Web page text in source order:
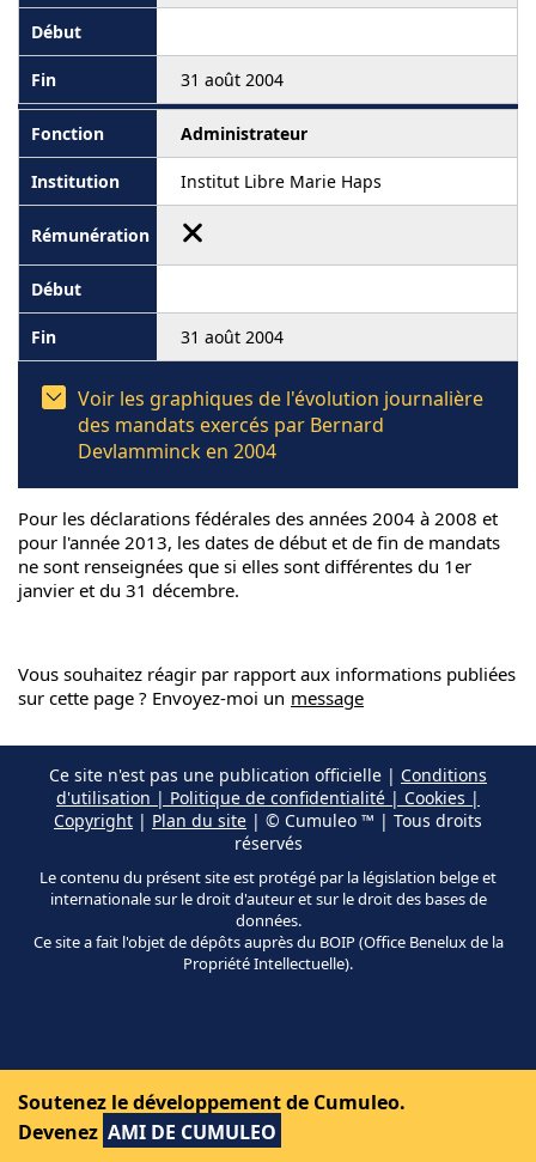
31 août 2004
Administrateur
Institut Libre Marie Haps
31 août 2004
Voir les graphiques de l'évolution journalière
des mandats exercés par Bernard
Devlamminck en 2004
Pour les déclarations fédérales des années 2004 à 2008 et
pour l'année 2013, les dates de début et de fin de mandats
ne sont renseignées que si elles sont différentes du 1er
janvier et du 31 décembre.
Vous souhaitez réagir par rapport aux informations publiées
sur cette page ? Envoyez-moi un message
Ce site n'est pas une publication officielle | Conditions
d'utilisation | Politique de confidentialité | Cookies |
Copyright | Plan du site | © Cumuleo ™ | Tous droits
réservés
Le contenu du présent site est protégé par la législation belge et
internationale sur le droit d'auteur et sur le droit des bases de
données.
Ce site a fait l'objet de dépôts auprès du BOIP (Office Benelux de la
Propriété Intellectuelle).
Soutenez le développement de Cumuleo.
Devenez AMI DE CUMULEO